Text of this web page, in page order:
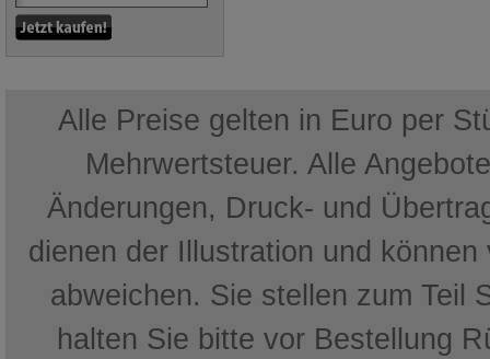
Alle Preise gelten in Euro per
Mehrwertsteuer. Alle
Änderungen, Druck- und
dienen der Illustration und
abweichen. Sie stellen zum Teil
halten Sie bitte vor Bestellung